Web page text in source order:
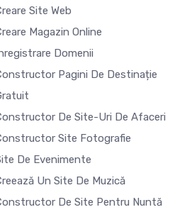
Site Web
Magazin Online
Domenii
Pagini De Destinație
De Site-Uri De Afaceri
Site Fotografie
De Evenimente
Un Site De Muzică
De Site Pentru Nuntă